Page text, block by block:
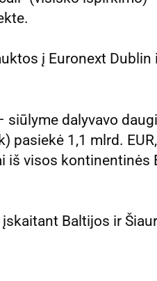
į Euronext Dublin
dalyvavo
pasiekė 1,1 mlrd. EUR,
iš visos kontinentinės
Baltijos ir